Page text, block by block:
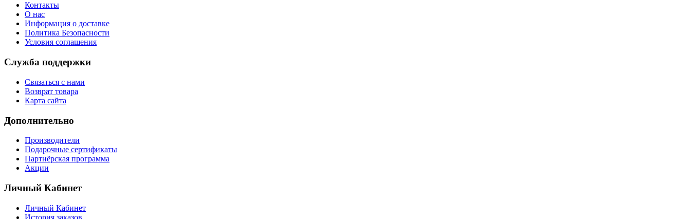
Контакты
О нас
Информация о доставке
Политика Безопасности
Условия соглашения
Служба поддержки
Связаться с нами
Возврат товара
Карта сайта
Дополнительно
Производители
Подарочные сертификаты
Партнёрская программа
Акции
Личный Кабинет
Личный Кабинет
История заказов